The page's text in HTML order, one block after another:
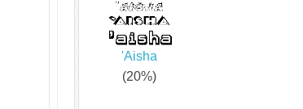
'Aisha
(20%)